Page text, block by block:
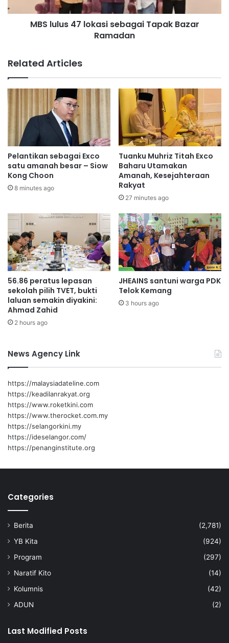
n
p
s
e
t
s
n
i
n
4
a
s
i
s
a
i
T
a
a
z
a
r
R
a
m
a
d
MBS lulus 47 lokasi sebagai Tapak Bazar
Ramadan
Related Articles
Pelantikan sebagai Exco
satu amanah besar – Siow
Kong Choon
8 minutes ago
Tuanku Muhriz Titah Exco
Baharu Utamakan
Amanah, Kesejahteraan
Rakyat
27 minutes ago
56.86 peratus lepasan
sekolah pilih TVET, bukti
laluan semakin diyakini:
Ahmad Zahid
2 hours ago
JHEAINS santuni warga PDK
Telok Kemang
3 hours ago
News Agency Link
https://malaysiadateline.com
https://keadilanrakyat.org
https://www.roketkini.com
https://www.therocket.com.my
https://selangorkini.my
https://ideselangor.com/
https://penanginstitute.org
Categories
Berita
(2,781)
YB Kita
(924)
Program
(297)
Naratif Kito
(14)
Kolumnis
(42)
ADUN
(2)
Last Modified Posts